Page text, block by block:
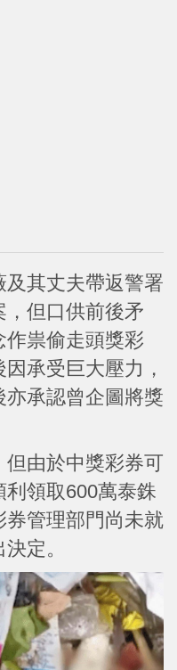
其丈夫帶返警署
，但口供前後矛
作祟偷走頭獎彩
承受巨大壓力，
承認曾企圖將獎
由於中獎彩券可
領取600萬泰銖
券管理部門尚未就
定。